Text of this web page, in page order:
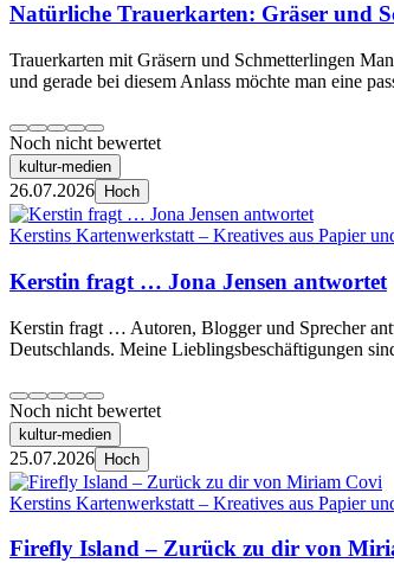
Natürliche Trauerkarten: Gräser und
Trauerkarten mit Gräsern und Schmetterlingen
und gerade bei diesem Anlass möchte man eine
Noch nicht bewertet
kultur-medien
26.07.2026 Hoch
Kerstins Kartenwerkstatt – Kreatives aus Papier
Kerstin fragt … Jona Jensen antwortet
Kerstin fragt … Autoren, Blogger und Sprecher
Deutschlands. Meine Lieblingsbeschäftigungen
Noch nicht bewertet
kultur-medien
25.07.2026 Hoch
Kerstins Kartenwerkstatt – Kreatives aus Papier
Firefly Island – Zurück zu dir von